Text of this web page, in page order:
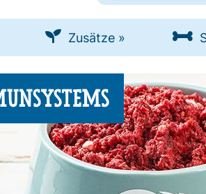
Zusätze »